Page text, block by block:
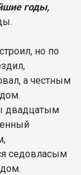
годы,
но по
а честным
двадцатым
седовласым